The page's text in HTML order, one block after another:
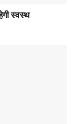
स्वस्थ